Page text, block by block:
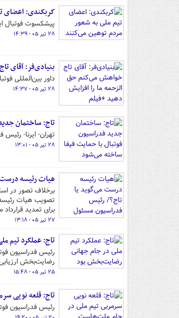
کربکندی: اعضای
پیشکسوت فوتبال
۲۸ تیر ۰۵ - ۱۴:۳۹
بنیادی‌فر: آقای
داور بین‌المللی
۲۸ تیر ۰۵ - ۱۴:۳۷
تاج: ساختمان
تهران- ایرنا-
۲۸ تیر ۰۵ - ۱۳:۰۱
هیات رئیسه درست
برخلاف تصور در
تصویب هیات رئیسه
برای تمدید
۲۷ تیر ۰۵ - ۱۳:۱۸
تاج: عملکرد تیم
رئیس فدراسیون
رضایت‌بخش
۲۵ تیر ۰۵ - ۱۵:۴۸
تاج: قلعه نویی
رئیس فدراسیون